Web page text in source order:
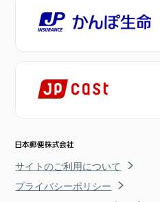
サイトのご利用について
プライバシーポリシー